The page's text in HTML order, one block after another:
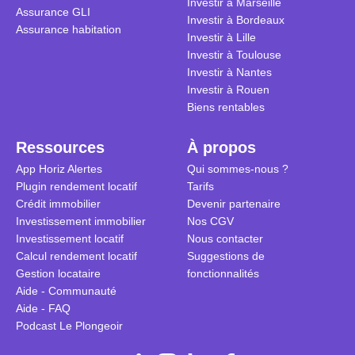
Assurance GLI
Assurance habitation
Investir à Bordeaux
Investir à Lille
Investir à Toulouse
Investir à Nantes
Investir à Rouen
Biens rentables
Ressources
App Horiz Alertes
Plugin rendement locatif
Crédit immobilier
Investissement immobilier
Investissement locatif
Calcul rendement locatif
Gestion locataire
Aide - Communauté
Aide - FAQ
Podcast Le Plongeoir
À propos
Qui sommes-nous ?
Tarifs
Devenir partenaire
Nos CGV
Nous contacter
Suggestions de
fonctionnalités